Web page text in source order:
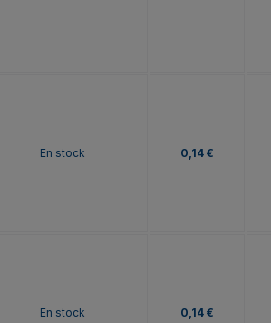
En stock 0,14 €
En stock 0,14 €